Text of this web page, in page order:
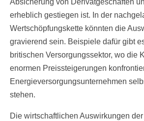
Absicherung von Derivatgeschäften
erheblich gestiegen ist. In der
Wertschöpfungskette könnten die
gravierend sein. Beispiele dafür gibt
britischen Versorgungssektor, wo die
enormen Preissteigerungen
Energieversorgungsunternehmen
stehen.
Die wirtschaftlichen Auswirkungen